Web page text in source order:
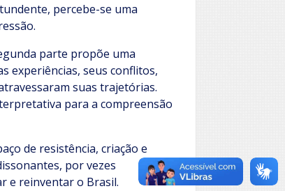
percebe-se uma
parte propõe uma
experiências, seus conflitos,
suas trajetórias.
para a compreensão
de resistência, criação e
por vezes
e reinventar o Brasil.